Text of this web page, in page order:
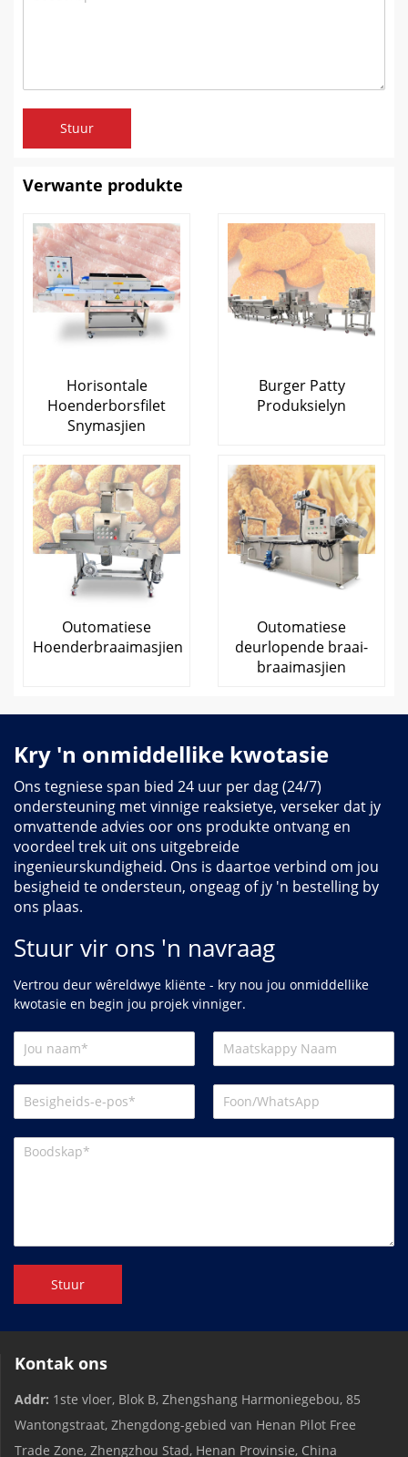
Stuur
Verwante produkte
Horisontale
Hoenderborsfilet
Snymasjien
Burger Patty
Produksielyn
Outomatiese
Hoenderbraaimasjien
Outomatiese
deurlopende braai-
braaimasjien
Kry 'n onmiddellike kwotasie
Ons tegniese span bied 24 uur per dag (24/7)
ondersteuning met vinnige reaksietye, verseker dat jy
omvattende advies oor ons produkte ontvang en
voordeel trek uit ons uitgebreide
ingenieurskundigheid. Ons is daartoe verbind om jou
besigheid te ondersteun, ongeag of jy 'n bestelling by
ons plaas.
Stuur vir ons 'n navraag
Vertrou deur wêreldwye kliënte - kry nou jou onmiddellike
kwotasie en begin jou projek vinniger.
Stuur
Kontak ons
Addr: 1ste vloer, Blok B, Zhengshang Harmoniegebou, 85
Wantongstraat, Zhengdong-gebied van Henan Pilot Free
Trade Zone, Zhengzhou Stad, Henan Provinsie, China